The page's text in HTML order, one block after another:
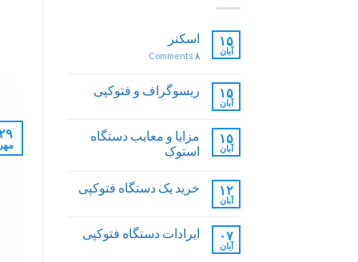
۱۵
آبان
اسکنر
۸
۱۵
آبان
ریسوگراف و فتوکپی
۱۵
آبان
مزایا و معایب دستگاه
استوک
۱۲
آبان
خرید یک دستگاه فتوکپی
۰۷
آبان
ایرادات دستگاه فتوکپی